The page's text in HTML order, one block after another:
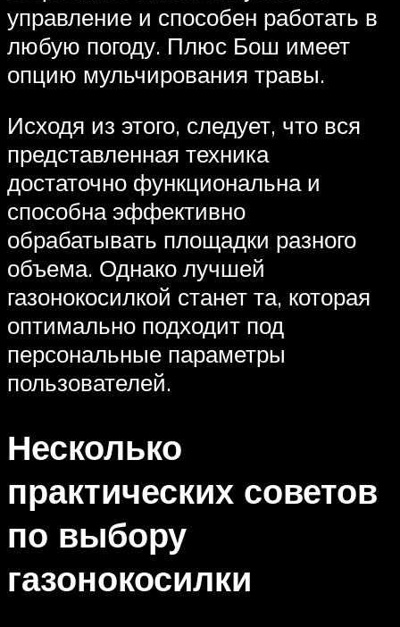
управление и способен работать в
любую погоду. Плюс Бош имеет
опцию мульчирования травы.
Исходя из этого, следует, что вся
представленная техника
достаточно функциональна и
способна эффективно
обрабатывать площадки разного
объема. Однако лучшей
газонокосилкой станет та, которая
оптимально подходит под
персональные параметры
пользователей.
Несколько
практических советов
по выбору
газонокосилки